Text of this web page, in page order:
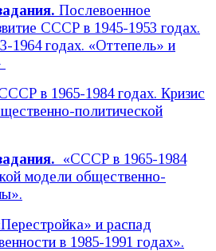
Послевоенное
СССР в 1945-1953 годах.
1964 годах. «Оттепель» и
в 1965-1984 годах. Кризис
политической
«СССР в 1965-1984
модели общественно-
и распад
в 1985-1991 годах».